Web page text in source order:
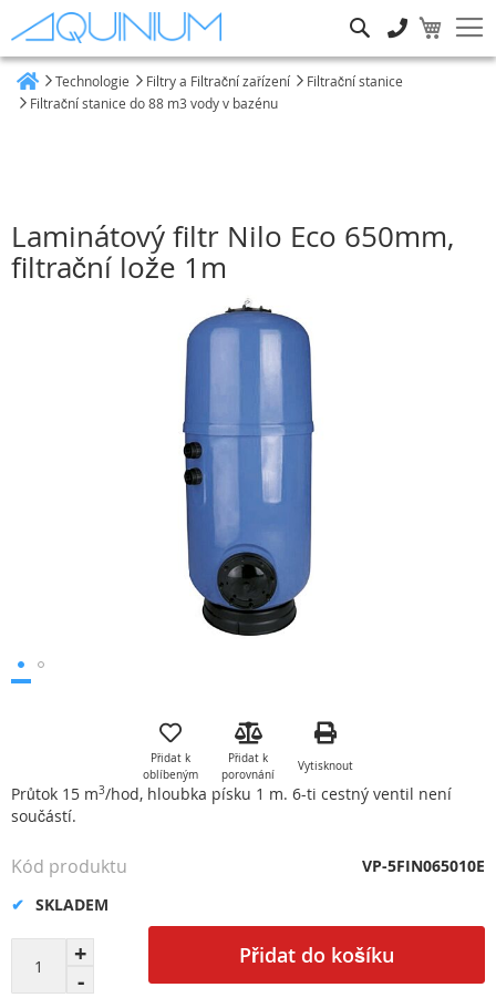
Technologie Filtry a Filtrační zařízení
Filtrační stanice
Filtrační stanice do 88 m3 vody v bazénu
Laminátový filtr Nilo Eco 650mm,
filtrační lože 1m
s
obrázky
Přidat k
oblíbeným
Přidat k
porovnání
Vytisknout
Průtok 15 m3/hod, hloubka písku 1 m. 6-ti cestný ventil není
součástí.
Přidat do košíku
SKLADEM
Kód produktu VP-5FIN065010E